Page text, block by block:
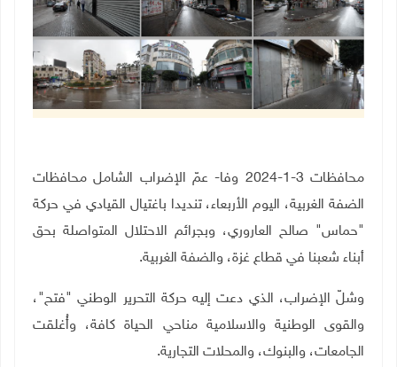
محافظات 3-1-2024 وفا- عمّ الإضراب الشامل محافظات
الضفة الغربية، اليوم الأربعاء، تنديدا باغتيال القيادي في حركة
"حماس" صالح العاروري، وبجرائم الاحتلال المتواصلة بحق
أبناء شعبنا في قطاع غزة، والضفة الغربية.
وشلّ الإضراب، الذي دعت إليه حركة التحرير الوطني "فتح"،
والقوى الوطنية والاسلامية مناحي الحياة كافة، وأُغلقت
الجامعات، والبنوك، والمحلات التجارية.